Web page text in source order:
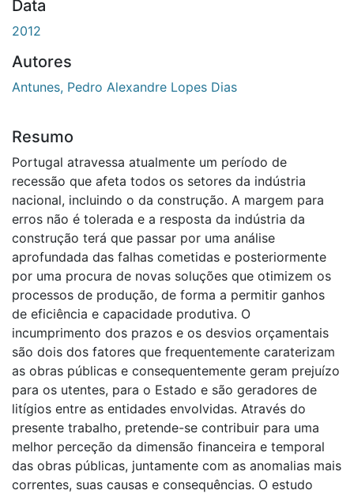
Data
2012
Autores
Antunes, Pedro Alexandre Lopes Dias
Resumo
Portugal atravessa atualmente um período de
recessão que afeta todos os setores da indústria
nacional, incluindo o da construção. A margem para
erros não é tolerada e a resposta da indústria da
construção terá que passar por uma análise
aprofundada das falhas cometidas e posteriormente
por uma procura de novas soluções que otimizem os
processos de produção, de forma a permitir ganhos
de eficiência e capacidade produtiva. O
incumprimento dos prazos e os desvios orçamentais
são dois dos fatores que frequentemente caraterizam
as obras públicas e consequentemente geram prejuízo
para os utentes, para o Estado e são geradores de
litígios entre as entidades envolvidas. Através do
presente trabalho, pretende-se contribuir para uma
melhor perceção da dimensão financeira e temporal
das obras públicas, juntamente com as anomalias mais
correntes, suas causas e consequências. O estudo